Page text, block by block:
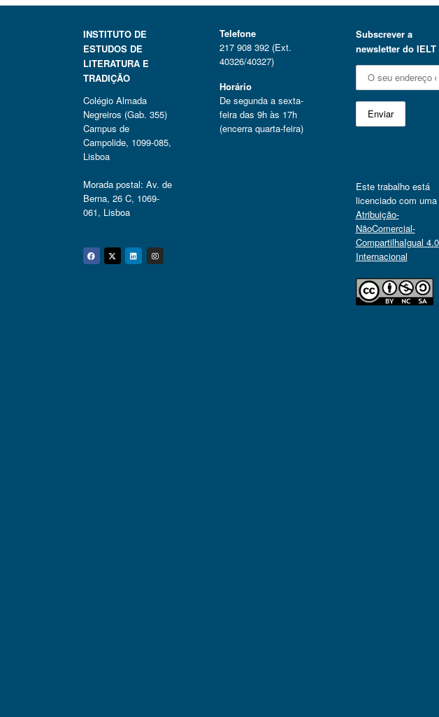
INSTITUTO DE
ESTUDOS DE
LITERATURA E
TRADIÇÃO
Colégio Almada
Negreiros (Gab. 355)
Campus de
Campolide, 1099-085,
Lisboa
Morada postal: Av. de
Berna, 26 C, 1069-
061, Lisboa
Facebook
Twitter
Linkedin
Instagram
Telefone
217 908 392 (Ext.
40326/40327)
Horário
De segunda a sexta-
feira das 9h às 17h
(encerra quarta-feira)
Subscrever a
newsletter do IELT
Este trabalho está
licenciado com uma
Atribuição-
NãoComercial-
CompartilhaIgual 4.0
Internacional